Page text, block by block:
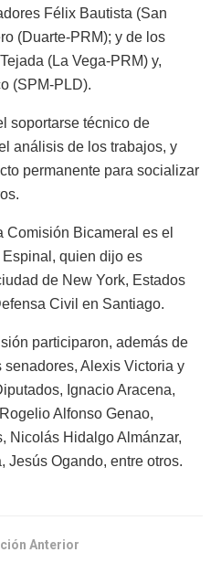
Félix Bautista (San
(Duarte-PRM); y de los
(La Vega-PRM) y,
(SPM-PLD).
soportarse técnico de
análisis de los trabajos, y
permanente para socializar
Comisión Bicameral es el
quien dijo es
de New York, Estados
Civil en Santiago.
participaron, además de
senadores, Alexis Victoria y
Ignacio Aracena,
Alfonso Genao,
Nicolás Hidalgo Almánzar,
Jesús Ogando, entre otros.
Anterior